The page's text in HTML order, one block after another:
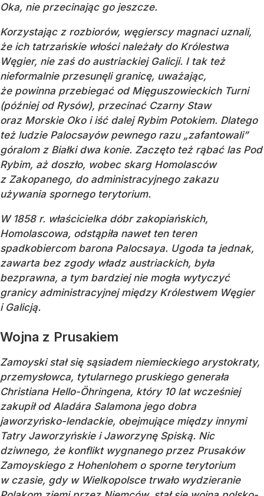
Oka, nie przecinając go jeszcze.
Korzystając z rozbiorów, węgierscy magnaci uznali,
że ich tatrzańskie włości należały do Królestwa
Węgier, nie zaś do austriackiej Galicji. I tak też
nieformalnie przesunęli granicę, uważając,
że powinna przebiegać od Mięguszowieckich Turni
(później od Rysów), przecinać Czarny Staw
oraz Morskie Oko i iść dalej Rybim Potokiem. Dlatego
też ludzie Palocsayów pewnego razu „zafantowali”
góralom z Białki dwa konie. Zaczęto też rąbać las Pod
Rybim, aż doszło, wobec skarg Homolasców
z Zakopanego, do administracyjnego zakazu
używania spornego terytorium.
W 1858 r. właścicielka dóbr zakopiańskich,
Homolascowa, odstąpiła nawet ten teren
spadkobiercom barona Palocsaya. Ugoda ta jednak,
zawarta bez zgody władz austriackich, była
bezprawna, a tym bardziej nie mogła wytyczyć
granicy administracyjnej między Królestwem Węgier
i Galicją.
Wojna z Prusakiem
Zamoyski stał się sąsiadem niemieckiego arystokraty,
przemysłowca, tytularnego pruskiego generała
Christiana Hello-Öhringena, który 10 lat wcześniej
zakupił od Aladára Salamona jego dobra
jaworzyńsko-lendackie, obejmujące między innymi
Tatry Jaworzyńskie i Jaworzynę Spiską. Nic
dziwnego, że konflikt wygnanego przez Prusaków
Zamoyskiego z Hohenlohem o sporne terytorium
w czasie, gdy w Wielkopolsce trwało wydzieranie